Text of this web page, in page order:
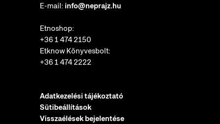
E-mail: info@neprajz.hu
Etnoshop:
+36 1 474 2150
Etknow Könyvesbolt:
+36 1 474 2222
Adatkezelési tájékoztató
Sütibeállítások
Visszaélések bejelentése